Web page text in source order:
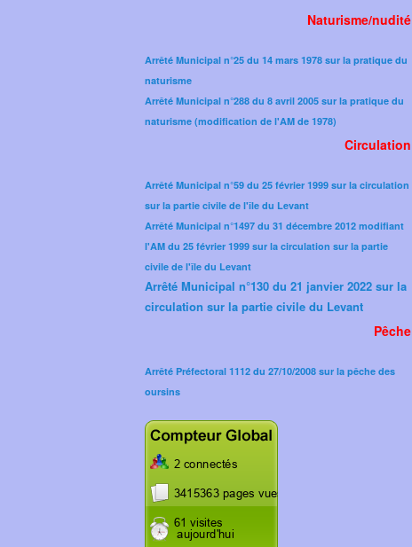
Naturisme/nudité
Arrêté Municipal n°25 du 14 mars 1978 sur la pratique du
naturisme
Arrêté Municipal n°288 du 8 avril 2005 sur la pratique du
naturisme (modification de l'AM de 1978)​
Circulation
Arrêté Municipal n°59 du 25 février 1999 sur la circulation
sur la partie civile de l'île du Levant
Arrêté Municipal n°1497 du 31 décembre 2012 modifiant
l'AM du 25 février 1999 sur la circulation sur la partie
civile de l'île du Levant
Arrêté Municipal n°130 du 21 janvier 2022 sur la
circulation sur la partie civile du Levant
Pêche
Arrêté Préfectoral 1112 du 27/10/2008 sur la pêche des
oursins